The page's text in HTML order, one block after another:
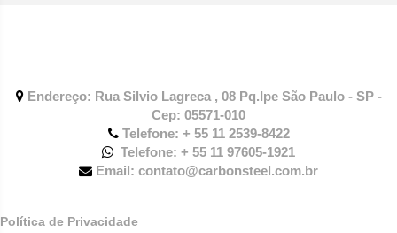
Endereço: Rua Silvio Lagreca , 08 Pq.Ipe São Paulo - SP -
Cep: 05571-010
Telefone: + 55 11 2539-8422
Telefone: + 55 11 97605-1921
Email: contato@carbonsteel.com.br
Política de Privacidade